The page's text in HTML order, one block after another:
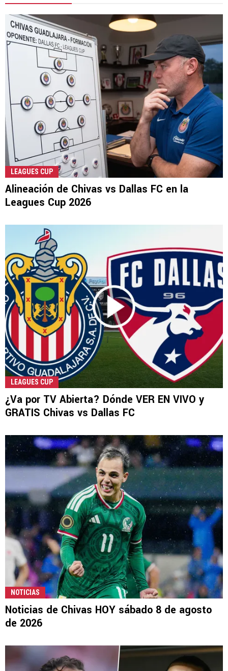
LEAGUES CUP
Alineación de Chivas vs Dallas FC en la
Leagues Cup 2026
LEAGUES CUP
¿Va por TV Abierta? Dónde VER EN VIVO y
GRATIS Chivas vs Dallas FC
NOTICIAS
Noticias de Chivas HOY sábado 8 de agosto
de 2026